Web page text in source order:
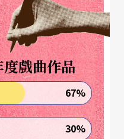
將在國家音樂廳指揮
紅楊宗緯之後又出了
I’ll always love yo
，出訪美國演唱上節
約，等待發片……。
這一切很「正常」？
戲曲作品
67%
30%